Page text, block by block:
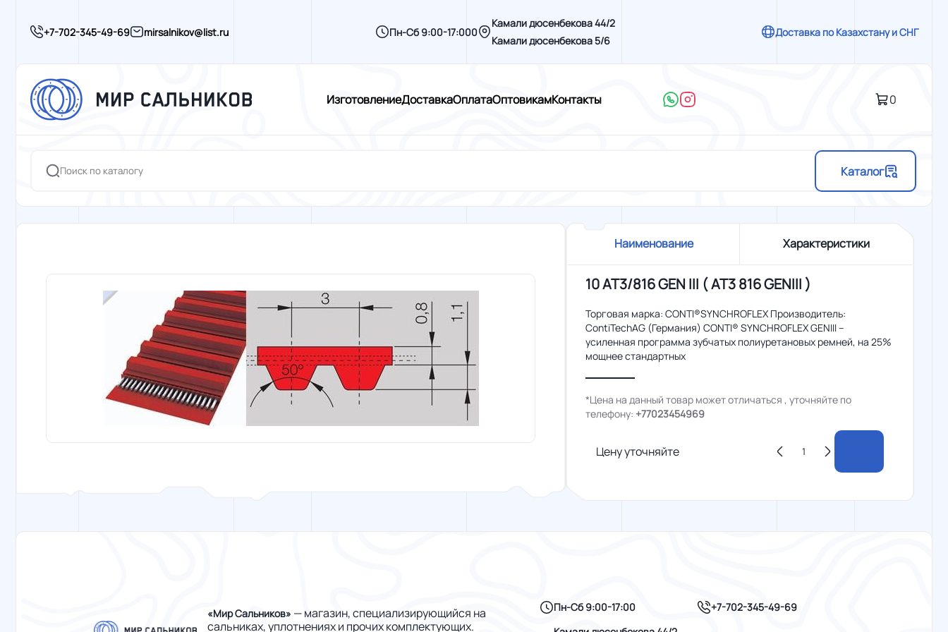
+7-702-345-49-69 mirsalnikov@list.ru Пн-Сб 9:00-17:000
Камали дюсенбекова 44/2
Камали дюсенбекова 5/6
Доставка по Казахстану и СНГ
ИзготовлениеДоставкаОплатаОптовикамКонтакты 0
Каталог
Наименование Характеристики
10 AT3/816 GEN III ( АТ3 816 GENIII )
Торговая марка: CONTI®SYNCHROFLEX Производитель:
ContiTechAG (Германия) CONTI® SYNCHROFLEX GENIII –
усиленная программа зубчатых полиуретановых ремней, на 25%
мощнее стандартных
*Цена на данный товар может отличаться , уточняйте по
телефону: +77023454969
Цену уточняйте
«Мир Сальников» — магазин, специализирующийся на
сальниках, уплотнениях и прочих комплектующих.
Пн-Сб 9:00-17:00
+7-702-345-49-69